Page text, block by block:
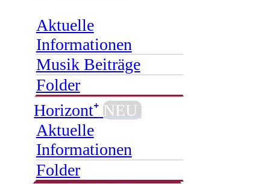
Aktuelle
Informationen
Musik Beiträge
Folder
Horizont⁺ NEU
Aktuelle
Informationen
Folder